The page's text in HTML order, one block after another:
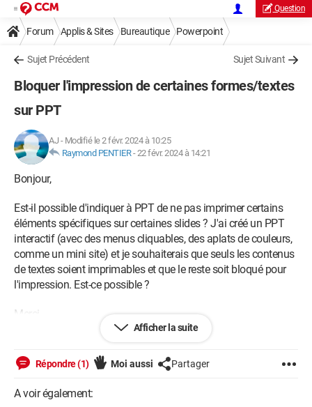
Question
Forum Applis & Sites Bureautique Powerpoint
Sujet Précédent Sujet Suivant
Bloquer l'impression de certaines formes/textes
sur PPT
AJ - Modifié le 2 févr. 2024 à 10:25
Raymond PENTIER-22 févr. 2024 à 14:21
Bonjour,
Est-il possible d'indiquer à PPT de ne pas imprimer certains
éléments spécifiques sur certaines slides ? J'ai créé un PPT
interactif (avec des menus cliquables, des aplats de couleurs,
comme un mini site) et je souhaiterais que seuls les contenus
de textes soient imprimables et que le reste soit bloqué pour
l'impression. Est-ce possible ?
Merci,
Windows / Edge 121.0.0.0
Afficher la suite
Répondre (1) Moi aussi Partager
A voir également: